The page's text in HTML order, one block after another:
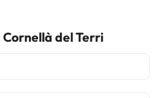
del Terri